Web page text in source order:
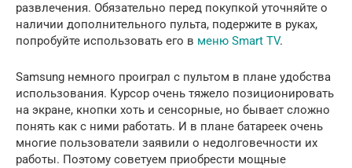
развлечения. Обязательно перед покупкой уточняйте о
наличии дополнительного пульта, подержите в руках,
попробуйте использовать его в меню Smart TV.
Samsung немного проиграл с пультом в плане удобства
использования. Курсор очень тяжело позиционировать
на экране, кнопки хоть и сенсорные, но бывает сложно
понять как с ними работать. И в плане батареек очень
многие пользователи заявили о недолговечности их
работы. Поэтому советуем приобрести мощные